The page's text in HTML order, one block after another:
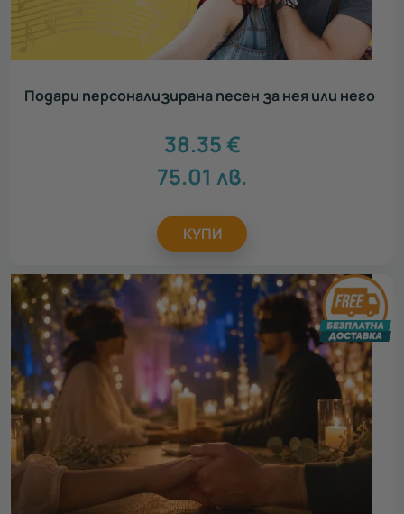
Подари персонализирана песен за нея или него
38.35€
75.01 лв.
КУПИ